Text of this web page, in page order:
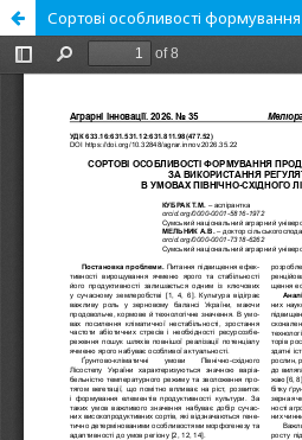
Сортові особливості